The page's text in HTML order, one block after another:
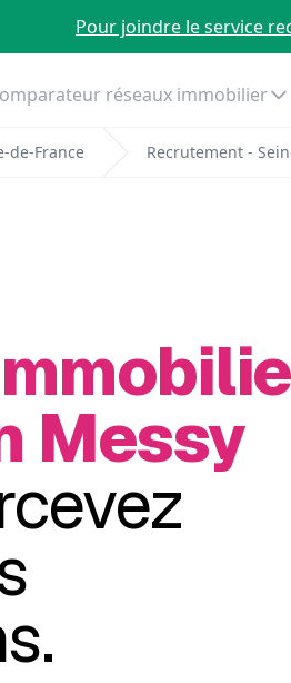
Pour joindre le service
réseaux immobilier
de-France Recrutement -
Messy